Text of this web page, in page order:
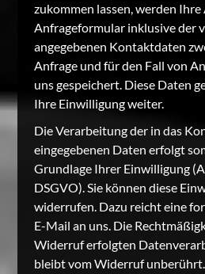
zukommen lassen, werden Ihre
Anfrageformular inklusive der
angegebenen Kontaktdaten
Anfrage und für den Fall von
uns gespeichert. Diese Daten
Ihre Einwilligung weiter.
Die Verarbeitung der in das
eingegebenen Daten erfolgt
Grundlage Ihrer Einwilligung
DSGVO). Sie können diese
widerrufen. Dazu reicht eine
E-Mail an uns. Die
Widerruf erfolgten
bleibt vom Widerruf unberührt.